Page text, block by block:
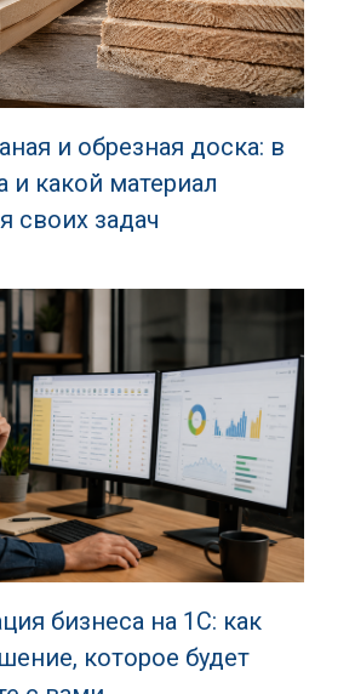
и обрезная доска: в
и какой материал
своих задач
бизнеса на 1С: как
которое будет